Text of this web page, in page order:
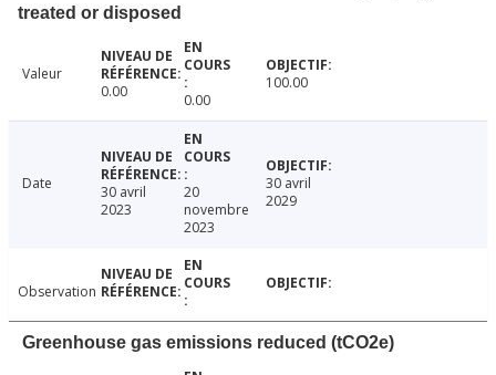
treated or disposed
Valeur
0.00
0.00
100.00
Date
30 avril
2023
20
novembre
2023
30 avril
2029
Observation
Greenhouse gas emissions reduced (tCO2e)